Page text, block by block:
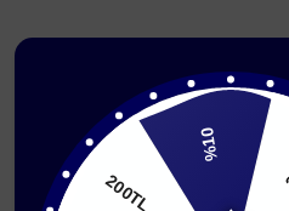
%10
200TL